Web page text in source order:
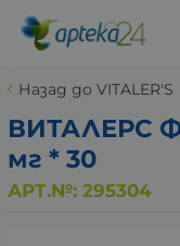
Назад до VITALER'S
ВИТАЛЕРС
мг * 30
АРТ.№: 295304